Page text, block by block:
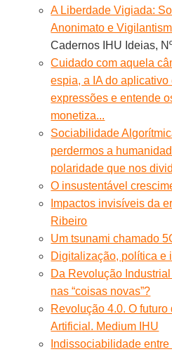
A Liberdade Vigiada:
Anonimato e
Cadernos IHU Ideias,
Cuidado com aquela
espia, a IA do aplicativo
expressões e entende
monetiza...
Sociabilidade
perdermos a
polaridade que nos
O insustentável
Impactos invisíveis da
Ribeiro
Um tsunami chamado
Digitalização, política e
Da Revolução
nas “coisas novas”?
Revolução 4.0. O
Artificial. Medium IHU
Indissociabilidade